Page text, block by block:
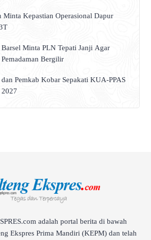
Minta Kepastian Operasional Dapur
Minta PLN Tepati Janji Agar
Bergilir
Pemkab Kobar Sepakati KUA-PPAS
adalah portal berita di bawah
Ekspres Prima Mandiri (KEPM) dan telah